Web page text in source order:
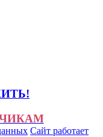
Сайт работает